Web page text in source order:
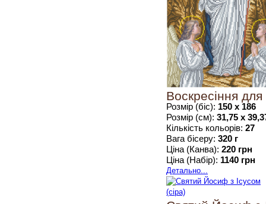
Воскресіння
Розмір (біс): 150 х 186
Розмір (см): 31,75 х
Кількість кольорів: 27
Вага бісеру: 320 г
Ціна (Канва): 220 грн
Ціна (Набір): 1140 грн
Детально...